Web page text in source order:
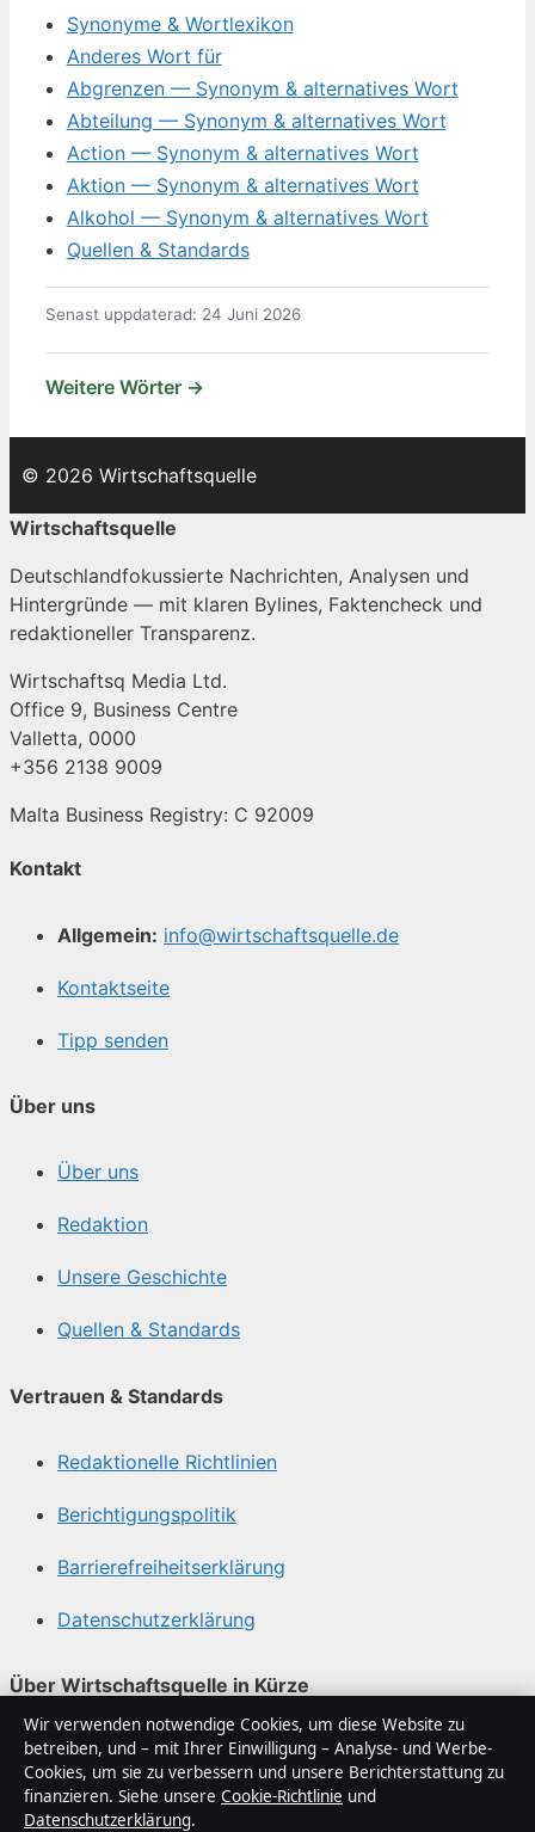
Synonyme & Wortlexikon
Anderes Wort für
Abgrenzen — Synonym & alternatives Wort
Abteilung — Synonym & alternatives Wort
Action — Synonym & alternatives Wort
Aktion — Synonym & alternatives Wort
Alkohol — Synonym & alternatives Wort
Quellen & Standards
Senast uppdaterad: 24 Juni 2026
Weitere Wörter →
© 2026 Wirtschaftsquelle
Wirtschaftsquelle
Deutschlandfokussierte Nachrichten, Analysen und
Hintergründe — mit klaren Bylines, Faktencheck und
redaktioneller Transparenz.
Wirtschaftsq Media Ltd.
Office 9, Business Centre
Valletta, 0000
+356 2138 9009
Malta Business Registry: C 92009
Kontakt
Allgemein: info@wirtschaftsquelle.de
Kontaktseite
Tipp senden
Über uns
Über uns
Redaktion
Unsere Geschichte
Quellen & Standards
Vertrauen & Standards
Redaktionelle Richtlinien
Berichtigungspolitik
Barrierefreiheitserklärung
Datenschutzerklärung
Über Wirtschaftsquelle in Kürze
Wirtschaftsquelle ist ein unabhängiger digitaler
Nachrichtenanbieter mit Fokus auf Politik, Wirtschaft,
Technik und Gesellschaft in Deutschland. Jeder Artikel
trägt eine Byline, wird von einem Redakteur geprüft und
Wir verwenden notwendige Cookies, um diese Website zu
betreiben, und – mit Ihrer Einwilligung – Analyse- und Werbe-
Cookies, um sie zu verbessern und unsere Berichterstattung zu
finanzieren. Siehe unsere Cookie-Richtlinie und
Datenschutzerklärung.